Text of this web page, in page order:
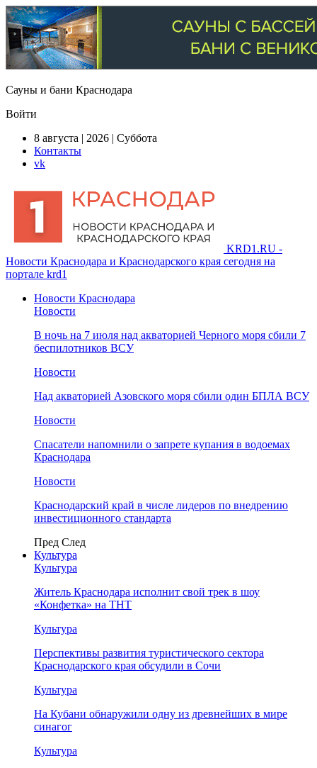
Сауны и бани Краснодара
Войти
8 августа | 2026 | Суббота
Контакты
vk
KRD1.RU -
Новости Краснодара и Краснодарского края сегодня на
портале krd1
Новости Краснодара
Новости
В ночь на 7 июля над акваторией Черного моря сбили 7
беспилотников ВСУ
Новости
Над акваторией Азовского моря сбили один БПЛА ВСУ
Новости
Спасатели напомнили о запрете купания в водоемах
Краснодара
Новости
Краснодарский край в числе лидеров по внедрению
инвестиционного стандарта
Пред След
Культура
Культура
Житель Краснодара исполнит свой трек в шоу
«Конфетка» на ТНТ
Культура
Перспективы развития туристического сектора
Краснодарского края обсудили в Сочи
Культура
На Кубани обнаружили одну из древнейших в мире
синагог
Культура